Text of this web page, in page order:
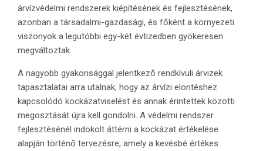
árvízvédelmi rendszerek kiépítésének és fejlesztésének,
azonban a társadalmi-gazdasági, és főként a környezeti
viszonyok a legutóbbi egy-két évtizedben gyökeresen
megváltoztak.
A nagyobb gyakorisággal jelentkező rendkívüli árvizek
tapasztalatai arra utalnak, hogy az árvízi elöntéshez
kapcsolódó kockázatviselést és annak érintettek közötti
megosztását újra kell gondolni. A védelmi rendszer
fejlesztésénél indokolt áttérni a kockázat értékelése
alapján történő tervezésre, amely a kevésbé értékes